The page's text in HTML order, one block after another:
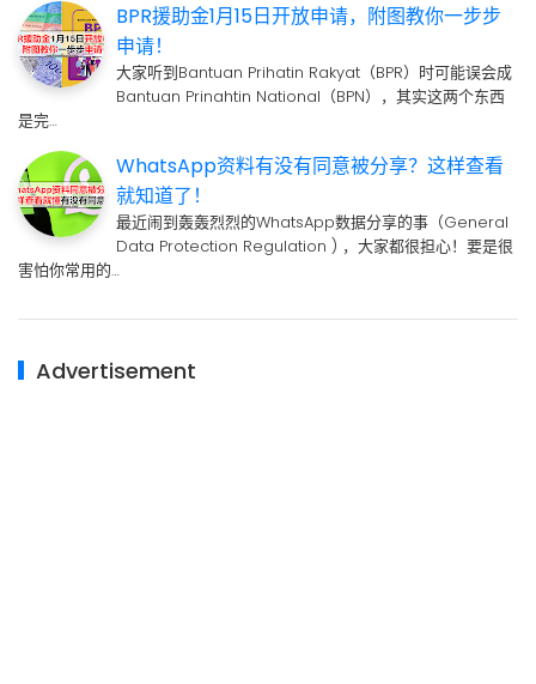
BPR援助金1月15日开放申请，附图教你一步步
申请！
大家听到Bantuan Prihatin Rakyat（BPR）时可能误会成
Bantuan Prinahtin National（BPN），其实这两个东西
是完…
WhatsApp资料有没有同意被分享？这样查看
就知道了！
最近闹到轰轰烈烈的WhatsApp数据分享的事（General
Data Protection Regulation ) ，大家都很担心！要是很
害怕你常用的…
Advertisement